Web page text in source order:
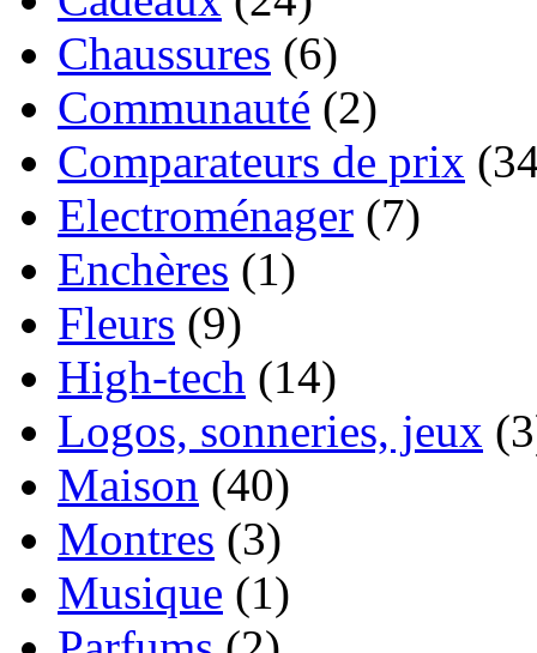
Chaussures (6)
Communauté (2)
Comparateurs de prix
Electroménager (7)
Enchères (1)
Fleurs (9)
High-tech (14)
Logos, sonneries, jeux
Maison (40)
Montres (3)
Musique (1)